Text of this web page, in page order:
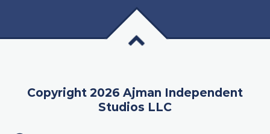
Copyright 2026 Ajman Independent
Studios LLC